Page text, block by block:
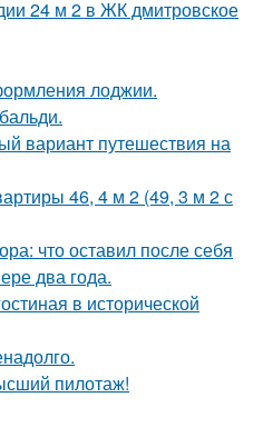
24 м 2 в ЖК дмитровское
лоджии.
вариант путешествия на
46, 4 м 2 (49, 3 м 2 с
что оставил после себя
два года.
в исторической
пилотаж!